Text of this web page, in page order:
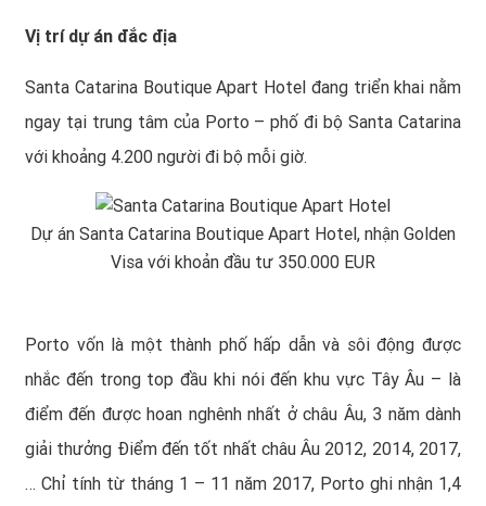
Vị trí dự án đắc địa
Santa Catarina Boutique Apart Hotel đang triển khai nằm
ngay tại trung tâm của Porto – phố đi bộ Santa Catarina
với khoảng 4.200 người đi bộ mỗi giờ.
Dự án Santa Catarina Boutique Apart Hotel, nhận Golden
Visa với khoản đầu tư 350.000 EUR
Porto vốn là một thành phố hấp dẫn và sôi động được
nhắc đến trong top đầu khi nói đến khu vực Tây Âu – là
điểm đến được hoan nghênh nhất ở châu Âu, 3 năm dành
giải thưởng Điểm đến tốt nhất châu Âu 2012, 2014, 2017,
… Chỉ tính từ tháng 1 – 11 năm 2017, Porto ghi nhận 1,4